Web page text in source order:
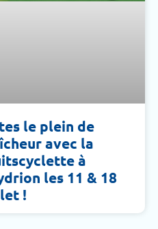
le plein de
avec la
à
les 11 & 18
!